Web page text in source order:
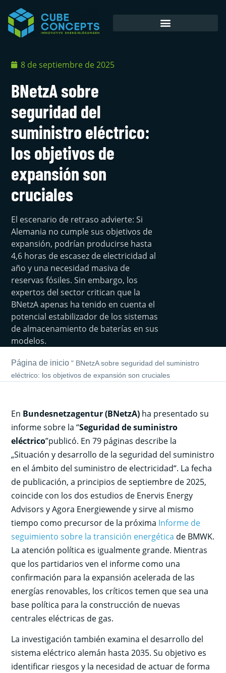
8 de septiembre de 2025
BNetzA sobre
seguridad del
suministro eléctrico:
los objetivos de
expansión son
cruciales
El escenario de retraso advierte: Si
Alemania no cumple sus objetivos de
expansión, podrían producirse hasta
4,6 horas de escasez de electricidad al
año y una necesidad masiva de
reservas fósiles. Sin embargo, los
expertos del sector critican que la
BNetzA apenas ha tenido en cuenta el
potencial estabilizador de los sistemas
de almacenamiento de baterías en sus
modelos.
Página de inicio " BNetzA sobre seguridad del suministro
eléctrico: los objetivos de expansión son cruciales
En Bundesnetzagentur (BNetzA) ha presentado su
informe sobre la “Seguridad de suministro
eléctrico”publicó. En 79 páginas describe la
„Situación y desarrollo de la seguridad del suministro
en el ámbito del suministro de electricidad“. La fecha
de publicación, a principios de septiembre de 2025,
coincide con los dos estudios de Enervis Energy
Advisors y Agora Energiewende y sirve al mismo
tiempo como precursor de la próxima Informe de
seguimiento sobre la transición energética de BMWK.
La atención política es igualmente grande. Mientras
que los partidarios ven el informe como una
confirmación para la expansión acelerada de las
energías renovables, los críticos temen que sea una
base política para la construcción de nuevas
centrales eléctricas de gas.
La investigación también examina el desarrollo del
sistema eléctrico alemán hasta 2035. Su objetivo es
identificar riesgos y la necesidad de actuar de forma